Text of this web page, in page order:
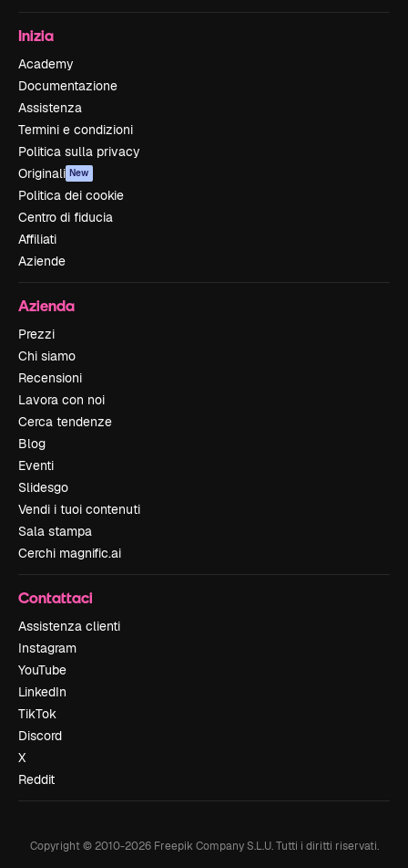
Inizia
Academy
Documentazione
Assistenza
Termini e condizioni
Politica sulla privacy
Originali New
Politica dei cookie
Centro di fiducia
Affiliati
Aziende
Azienda
Prezzi
Chi siamo
Recensioni
Lavora con noi
Cerca tendenze
Blog
Eventi
Slidesgo
Vendi i tuoi contenuti
Sala stampa
Cerchi magnific.ai
Contattaci
Assistenza clienti
Instagram
YouTube
LinkedIn
TikTok
Discord
X
Reddit
Copyright © 2010-2026Freepik Company S.L.U. Tutti i diritti riservati.